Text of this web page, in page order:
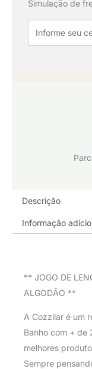
Preto
quantidade
Simulação de
Descrição
Informação
** JOGO DE
ALGODÃO **
A Cozzilar é um
Banho com + de
melhores
Sempre